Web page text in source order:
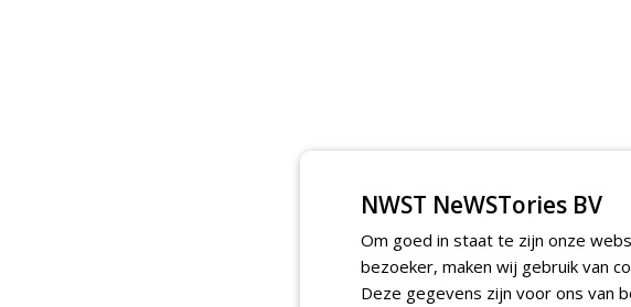
NWST NeWSTories BV
Om goed in staat te zijn onze
bezoeker, maken wij gebruik van
Deze gegevens zijn voor ons van